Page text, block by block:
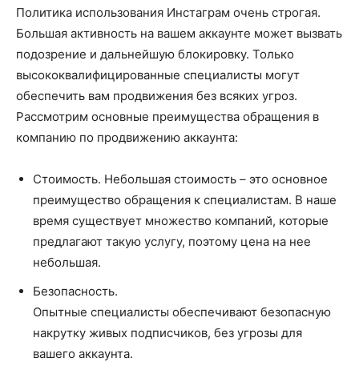
Политика использования Инстаграм очень строгая.
Большая активность на вашем аккаунте может вызвать
подозрение и дальнейшую блокировку. Только
высококвалифицированные специалисты могут
обеспечить вам продвижения без всяких угроз.
Рассмотрим основные преимущества обращения в
компанию по продвижению аккаунта:
Стоимость. Небольшая стоимость – это основное
преимущество обращения к специалистам. В наше
время существует множество компаний, которые
предлагают такую услугу, поэтому цена на нее
небольшая.
Безопасность.
Опытные специалисты обеспечивают безопасную
накрутку живых подписчиков, без угрозы для
вашего аккаунта.